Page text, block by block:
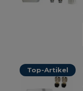
Top-Artikel